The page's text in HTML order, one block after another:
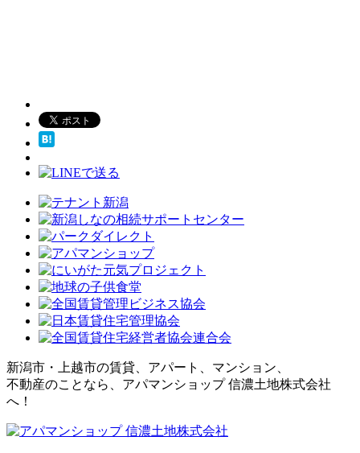
新潟市・上越市の賃貸、アパート、マンション、
不動産のことなら、アパマンショップ 信濃土地株式会社
へ！